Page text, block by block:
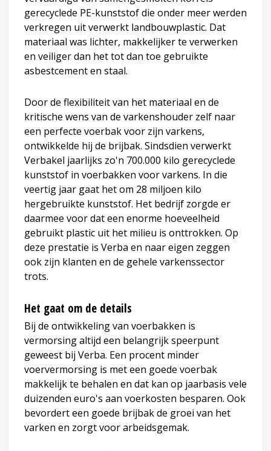
gerecyclede PE-kunststof die onder meer werden
verkregen uit verwerkt landbouwplastic. Dat
materiaal was lichter, makkelijker te verwerken
en veiliger dan het tot dan toe gebruikte
asbestcement en staal.
Door de flexibiliteit van het materiaal en de
kritische wens van de varkenshouder zelf naar
een perfecte voerbak voor zijn varkens,
ontwikkelde hij de brijbak. Sindsdien verwerkt
Verbakel jaarlijks zo'n 700.000 kilo gerecyclede
kunststof in voerbakken voor varkens. In die
veertig jaar gaat het om 28 miljoen kilo
hergebruikte kunststof. Het bedrijf zorgde er
daarmee voor dat een enorme hoeveelheid
gebruikt plastic uit het milieu is onttrokken. Op
deze prestatie is Verba en naar eigen zeggen
ook zijn klanten en de gehele varkenssector
trots.
Het gaat om de details
Bij de ontwikkeling van voerbakken is
vermorsing altijd een belangrijk speerpunt
geweest bij Verba. Een procent minder
voervermorsing is met een goede voerbak
makkelijk te behalen en dat kan op jaarbasis vele
duizenden euro's aan voerkosten besparen. Ook
bevordert een goede brijbak de groei van het
varken en zorgt voor arbeidsgemak.